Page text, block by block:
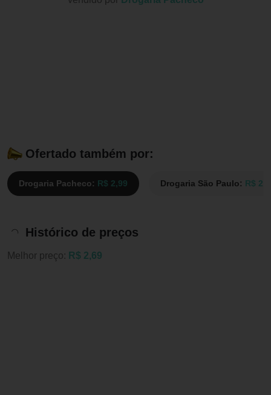
Ofertado também por:
Drogaria Pacheco: R$ 2,99 Drogaria São Paulo: R$
Histórico de preços
Melhor preço: R$ 2,69